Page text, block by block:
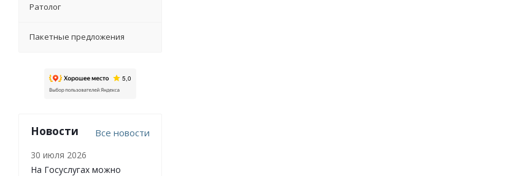
Ратолог
Пакетные предложения
Новости Все новости
30 июля 2026
На Госуслугах можно